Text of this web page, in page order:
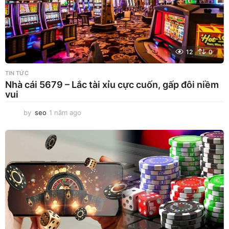
12 0
TIN TỨC
Nhà cái 5679 – Lắc tài xỉu cực cuốn, gấp đôi niềm
vui
by seo 1 năm ago
ă
g
o